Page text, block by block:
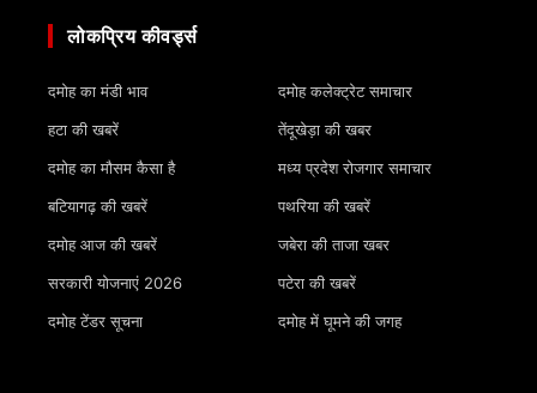
लोकप्रिय कीवर्ड्स
दमोह का मंडी भाव
हटा की खबरें
दमोह का मौसम कैसा है
बटियागढ़ की खबरें
दमोह आज की खबरें
सरकारी योजनाएं 2026
दमोह टेंडर सूचना
दमोह कलेक्ट्रेट समाचार
तेंदूखेड़ा की खबर
मध्य प्रदेश रोजगार समाचार
पथरिया की खबरें
जबेरा की ताजा खबर
पटेरा की खबरें
दमोह में घूमने की जगह